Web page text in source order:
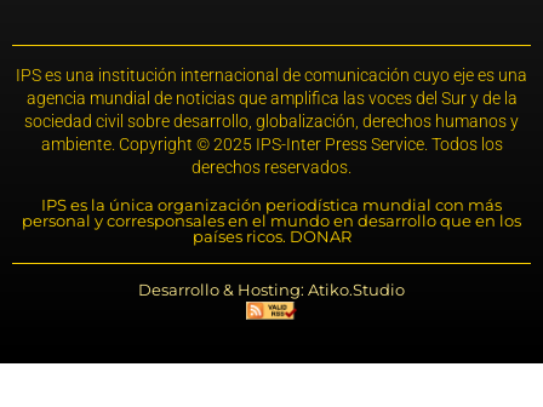
IPS es una institución internacional de comunicación cuyo eje es una
agencia mundial de noticias que amplifica las voces del Sur y de la
sociedad civil sobre desarrollo, globalización, derechos humanos y
ambiente. Copyright © 2025 IPS-Inter Press Service. Todos los
derechos reservados.
IPS es la única organización periodística mundial con más
personal y corresponsales en el mundo en desarrollo que en los
países ricos. DONAR
Desarrollo & Hosting: Atiko.Studio